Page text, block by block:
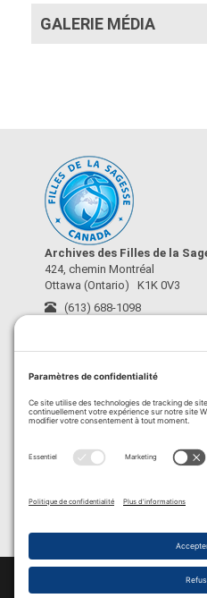
GALERIE MÉDIA
Archives des Filles de la
424, chemin Montréal
Ottawa (Ontario) K1K 0V3
(613) 688-1098
›À propos
›Conditions d’utilisation
›Politique de confidentialité